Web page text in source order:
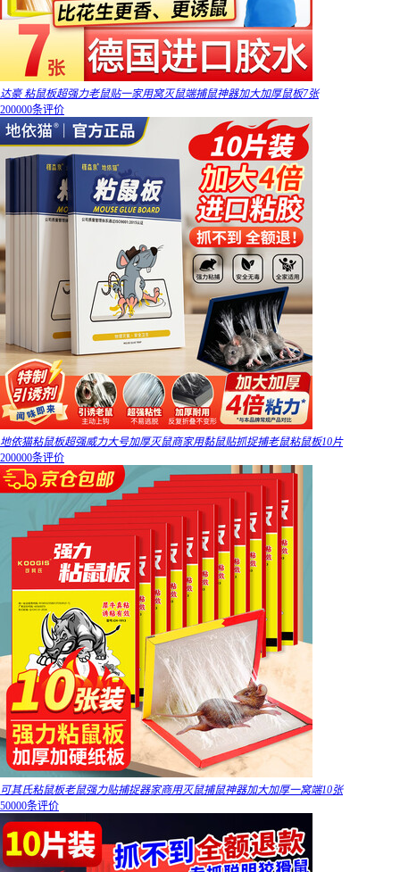
达豪 粘鼠板超强力老鼠贴一家用窝灭鼠端捕鼠神器加大加厚鼠板7张
200000条评价
地依猫粘鼠板超强威力大号加厚灭鼠商家用黏鼠贴抓捉捕老鼠粘鼠板10片
200000条评价
可其氏粘鼠板老鼠强力贴捕捉器家商用灭鼠捕鼠神器加大加厚一窝端10张
50000条评价